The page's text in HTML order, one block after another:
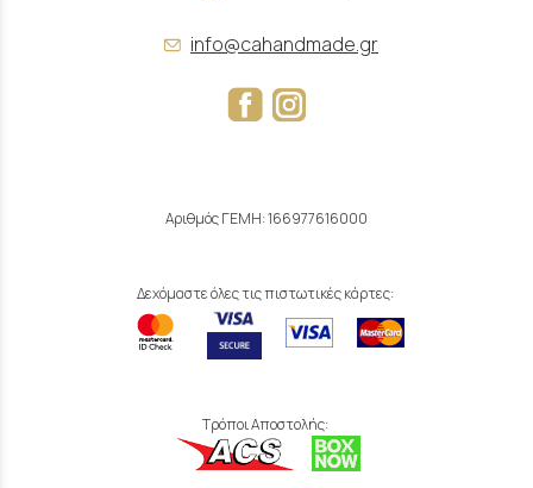
info@cahandmade.gr
Αριθμός ΓΕΜΗ: 166977616000
Δεχόμαστε όλες τις πιστωτικές κάρτες:
Τρόποι Αποστολής: